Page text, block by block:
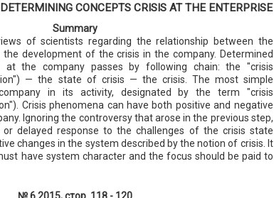
CONCEPTS CRISIS AT THE ENTERPRISE
Summary
of scientists regarding the relationship between the
development of the crisis in the company. Determined
at the company passes by following chain: the "crisis
— the state of crisis — the crisis. The most simple
in its activity, designated by the term "crisis
Crisis phenomena can have both positive and negative
Ignoring the controversy that arose in the previous step,
delayed response to the challenges of the crisis state
changes in the system described by the notion of crisis. It
have system character and the focus should be paid to
№ 6 2015, стор. 118 - 120